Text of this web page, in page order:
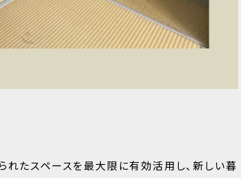
れたスペースを最大限に有効活用し、新しい暮